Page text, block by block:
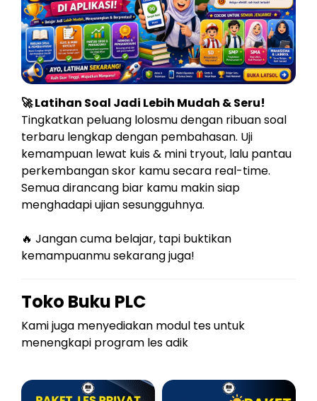
🚀 Latihan Soal Jadi Lebih Mudah & Seru!
Tingkatkan peluang lolosmu dengan ribuan soal
terbaru lengkap dengan pembahasan. Uji
kemampuan lewat kuis & mini tryout, lalu pantau
perkembangan skor kamu secara real-time.
Semua dirancang biar kamu makin siap
menghadapi ujian sesungguhnya.
🔥 Jangan cuma belajar, tapi buktikan
kemampuanmu sekarang juga!
Toko Buku PLC
Kami juga menyediakan modul tes untuk
menengkapi program les adik